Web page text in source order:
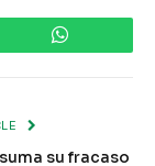
WhatsApp
su fracaso